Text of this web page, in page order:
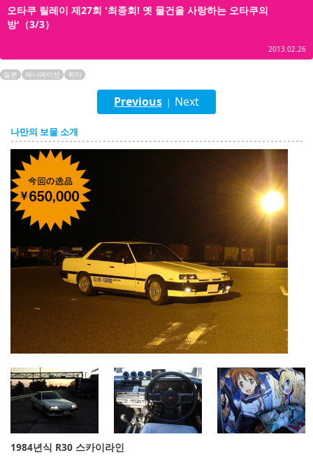
ภาษาไทย
tiéng Viêt
오타쿠 릴레이 제27회 '최종회! 옛 물건을 사랑하는 오타쿠의
방'（3/3）
2013.02.26
일본 애니메이션 취미
Previous | Next
나만의 보물 소개
1984년식 R30 스카이라인